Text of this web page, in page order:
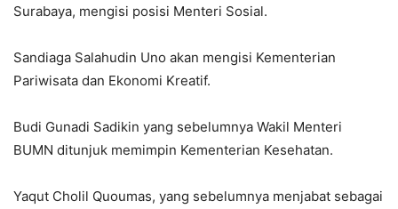
Surabaya, mengisi posisi Menteri Sosial.
Sandiaga Salahudin Uno akan mengisi Kementerian
Pariwisata dan Ekonomi Kreatif.
Budi Gunadi Sadikin yang sebelumnya Wakil Menteri
BUMN ditunjuk memimpin Kementerian Kesehatan.
Yaqut Cholil Quoumas, yang sebelumnya menjabat sebagai